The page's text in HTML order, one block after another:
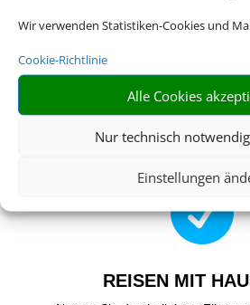
Wir verwenden Statistiken-Cookies und
Cookie-Richtlinie
Alle Cookies
Nur technisch
Einstellungen

EINFACH UND
Buchen Sie Bahn und

REISEN MIT